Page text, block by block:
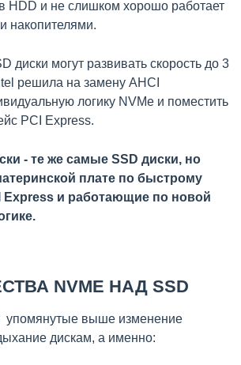
HDD и не слишком хорошо работает
накопителями.
диски могут развивать скорость до 3
решила на замену AHCI
логику NVMe и поместить
PCI Express.
- те же самые SSD диски, но
плате по быстрому
Express и работающие по новой
NVME НАД SSD
упомянутые выше изменение
дискам, а именно: